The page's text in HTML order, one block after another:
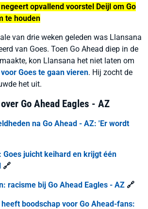
opvallend voorstel Deijl om Go
te houden
van drie weken geleden was Llansana
van Goes. Toen Go Ahead diep in de
kon Llansana het niet laten om
Goes te gaan vieren. Hij zocht de
het uit.
Go Ahead Eagles - AZ
na Go Ahead - AZ: 'Er wordt
Goes juicht keihard en krijgt één
🔗
racisme bij Go Ahead Eagles - AZ 🔗
boodschap voor Go Ahead-fans: